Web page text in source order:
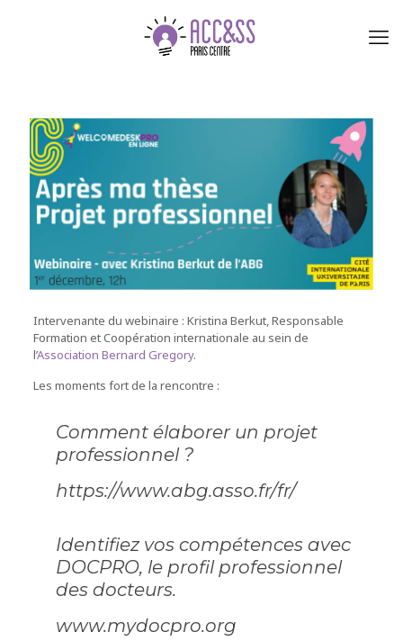
Intervenante du webinaire : Kristina Berkut, Responsable
Formation et Coopération internationale au sein de
l’Association Bernard Gregory.
Les moments fort de la rencontre :
Comment élaborer un projet
professionnel ?
https://www.abg.asso.fr/fr/
Identifiez vos compétences avec
DOCPRO, le profil professionnel
des docteurs.
www.mydocpro.org